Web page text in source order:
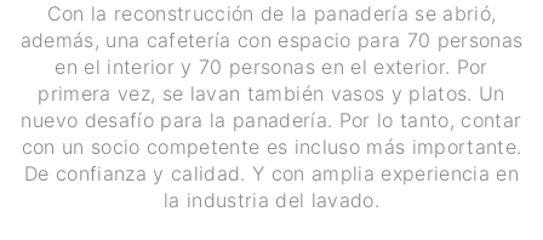
Con la reconstrucción de la panadería se abrió,
además, una cafetería con espacio para 70 personas
en el interior y 70 personas en el exterior. Por
primera vez, se lavan también vasos y platos. Un
nuevo desafío para la panadería. Por lo tanto, contar
con un socio competente es incluso más importante.
De confianza y calidad. Y con amplia experiencia en
la industria del lavado.